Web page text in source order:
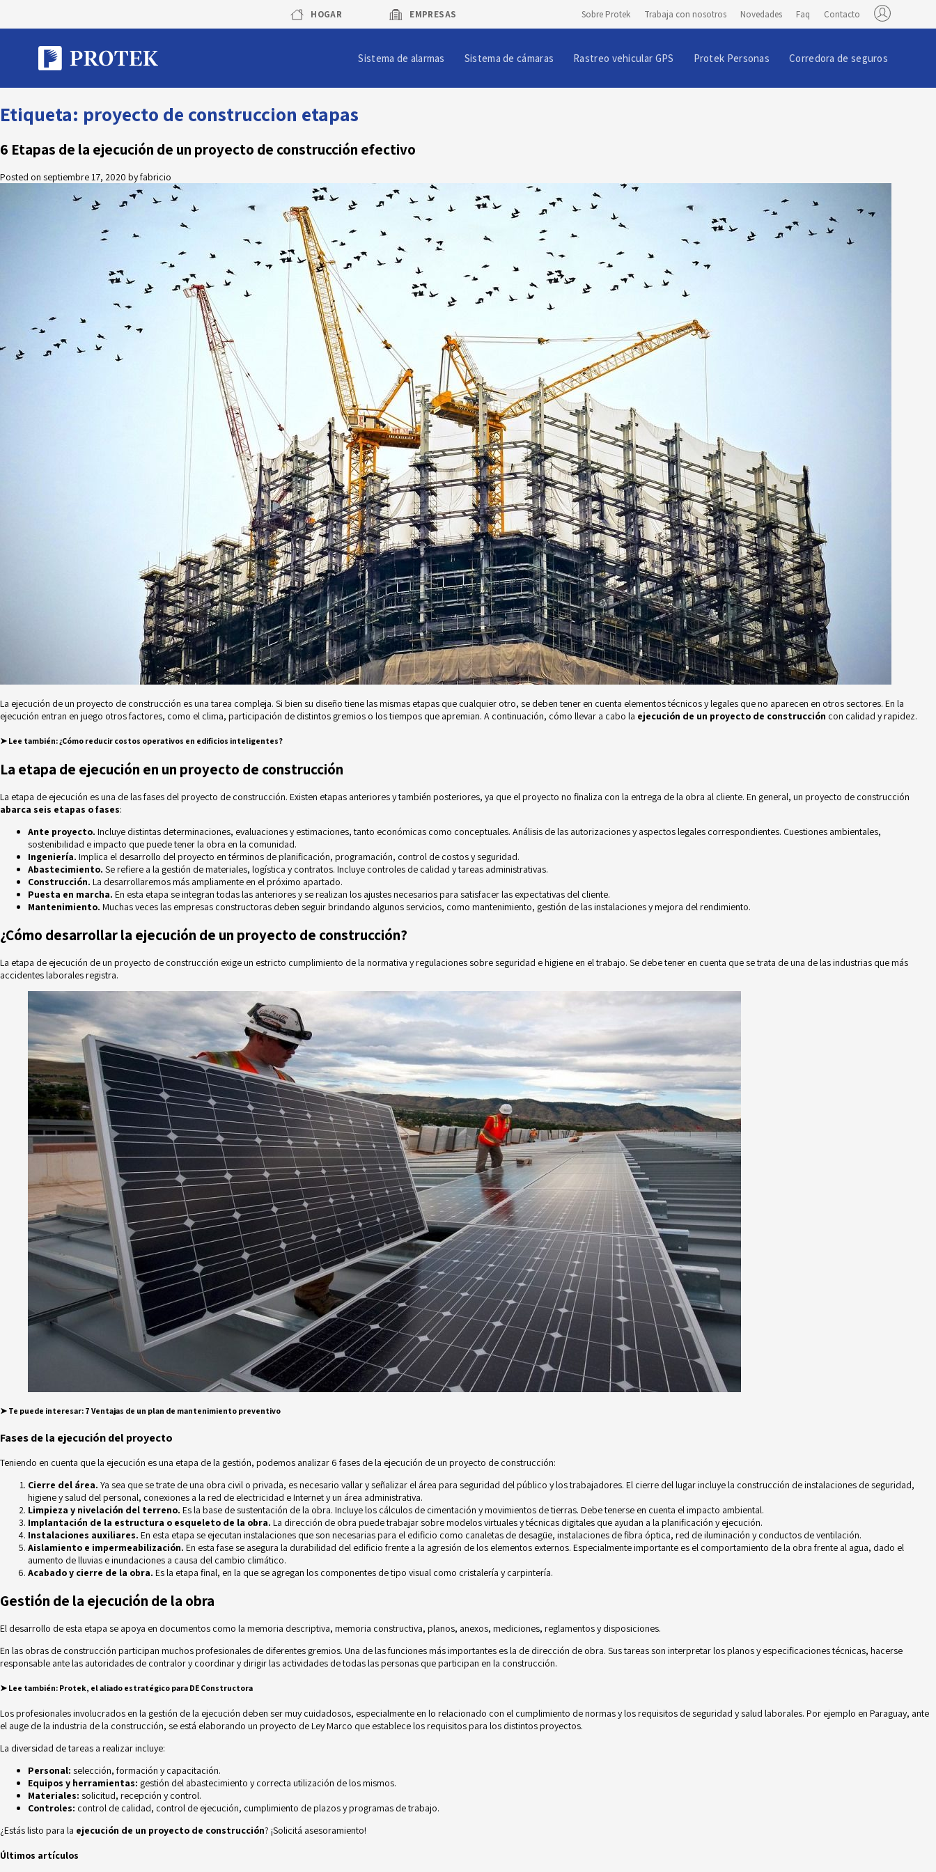
content
HOGAR EMPRESAS Sobre Protek Trabaja con nosotros Novedades Faq Contacto
Sistema de alarmas Sistema de cámaras Rastreo vehicular GPS Protek Personas Corredora de seguros
Etiqueta: proyecto de construccion etapas
6 Etapas de la ejecución de un proyecto de construcción efectivo
Posted on septiembre 17, 2020 byfabricio
La ejecución de un proyecto de construcción es una tarea compleja. Si bien su diseño tiene las mismas etapas que cualquier otro, se deben tener en cuenta elementos técnicos y legales que no aparecen en otros sectores. En la
ejecución entran en juego otros factores, como el clima, participación de distintos gremios o los tiempos que apremian. A continuación, cómo llevar a cabo la ejecución de un proyecto de construcción con calidad y rapidez.
➤ Lee también:¿Cómo reducir costos operativos en edificios inteligentes?
La etapa de ejecución en un proyecto de construcción
La etapa de ejecución es una de las fases del proyecto de construcción. Existen etapas anteriores y también posteriores, ya que el proyecto no finaliza con la entrega de la obra al cliente. En general, un proyecto de construcción
abarca seis etapas o fases:
Ante proyecto. Incluye distintas determinaciones, evaluaciones y estimaciones, tanto económicas como conceptuales. Análisis de las autorizaciones y aspectos legales correspondientes. Cuestiones ambientales,
sostenibilidad e impacto que puede tener la obra en la comunidad.
Ingeniería. Implica el desarrollo del proyecto en términos de planificación, programación, control de costos y seguridad.
Abastecimiento. Se refiere a la gestión de materiales, logística y contratos. Incluye controles de calidad y tareas administrativas.
Construcción. La desarrollaremos más ampliamente en el próximo apartado.
Puesta en marcha. En esta etapa se integran todas las anteriores y se realizan los ajustes necesarios para satisfacer las expectativas del cliente.
Mantenimiento. Muchas veces las empresas constructoras deben seguir brindando algunos servicios, como mantenimiento, gestión de las instalaciones y mejora del rendimiento.
¿Cómo desarrollar la ejecución de un proyecto de construcción?
La etapa de ejecución de un proyecto de construcción exige un estricto cumplimiento de la normativa y regulaciones sobre seguridad e higiene en el trabajo. Se debe tener en cuenta que se trata de una de las industrias que más
accidentes laborales registra.
➤ Te puede interesar: 7 Ventajas de un plan de mantenimiento preventivo
Fases de la ejecución del proyecto
Teniendo en cuenta que la ejecución es una etapa de la gestión, podemos analizar 6 fases de la ejecución de un proyecto de construcción:
Cierre del área. Ya sea que se trate de una obra civil o privada, es necesario vallar y señalizar el área para seguridad del público y los trabajadores. El cierre del lugar incluye la construcción de instalaciones de seguridad,
higiene y salud del personal, conexiones a la red de electricidad e Internet y un área administrativa.
Limpieza y nivelación del terreno. Es la base de sustentación de la obra. Incluye los cálculos de cimentación y movimientos de tierras. Debe tenerse en cuenta el impacto ambiental.
Implantación de la estructura o esqueleto de la obra. La dirección de obra puede trabajar sobre modelos virtuales y técnicas digitales que ayudan a la planificación y ejecución.
Instalaciones auxiliares. En esta etapa se ejecutan instalaciones que son necesarias para el edificio como canaletas de desagüe, instalaciones de fibra óptica, red de iluminación y conductos de ventilación.
Aislamiento e impermeabilización. En esta fase se asegura la durabilidad del edificio frente a la agresión de los elementos externos. Especialmente importante es el comportamiento de la obra frente al agua, dado el
aumento de lluvias e inundaciones a causa del cambio climático.
Acabado y cierre de la obra. Es la etapa final, en la que se agregan los componentes de tipo visual como cristalería y carpintería.
Gestión de la ejecución de la obra
El desarrollo de esta etapa se apoya en documentos como la memoria descriptiva, memoria constructiva, planos, anexos, mediciones, reglamentos y disposiciones.
En las obras de construcción participan muchos profesionales de diferentes gremios. Una de las funciones más importantes es la de dirección de obra. Sus tareas son interpretar los planos y especificaciones técnicas, hacerse
responsable ante las autoridades de contralor y coordinar y dirigir las actividades de todas las personas que participan en la construcción.
➤ Lee también: Protek, el aliado estratégico para DE Constructora
Los profesionales involucrados en la gestión de la ejecución deben ser muy cuidadosos, especialmente en lo relacionado con el cumplimiento de normas y los requisitos de seguridad y salud laborales. Por ejemplo en Paraguay, ante
el auge de la industria de la construcción, se está elaborando un proyecto deLey Marco que establece los requisitos para los distintos proyectos.
La diversidad de tareas a realizar incluye:
Personal: selección, formación y capacitación.
Equipos y herramientas: gestión del abastecimiento y correcta utilización de los mismos.
Materiales: solicitud, recepción y control.
Controles: control de calidad, control de ejecución, cumplimiento de plazos y programas de trabajo.
¿Estás listo para la ejecución de un proyecto de construcción? ¡Solicitá asesoramiento!
Últimos artículos